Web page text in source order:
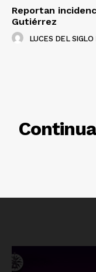
Reportan
Gutiérrez
LUCES DEL SIGLO